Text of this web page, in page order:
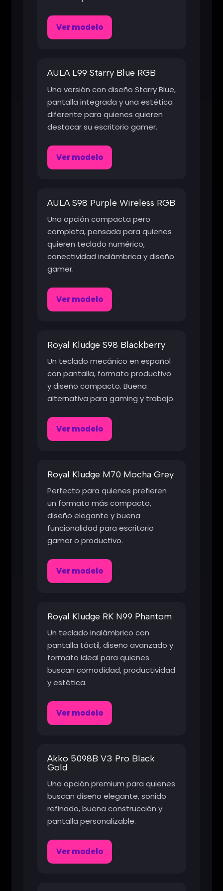
Ver modelo
AULA L99 Starry Blue RGB
Una versión con diseño Starry Blue,
pantalla integrada y una estética
diferente para quienes quieren
destacar su escritorio gamer.
Ver modelo
AULA S98 Purple Wireless RGB
Una opción compacta pero
completa, pensada para quienes
quieren teclado numérico,
conectividad inalámbrica y diseño
gamer.
Ver modelo
Royal Kludge S98 Blackberry
Un teclado mecánico en español
con pantalla, formato productivo
y diseño compacto. Buena
alternativa para gaming y trabajo.
Ver modelo
Royal Kludge M70 Mocha Grey
Perfecto para quienes prefieren
un formato más compacto,
diseño elegante y buena
funcionalidad para escritorio
gamer o productivo.
Ver modelo
Royal Kludge RK N99 Phantom
Un teclado inalámbrico con
pantalla táctil, diseño avanzado y
formato ideal para quienes
buscan comodidad, productividad
y estética.
Ver modelo
Akko 5098B V3 Pro Black
Gold
Una opción premium para quienes
buscan diseño elegante, sonido
refinado, buena construcción y
pantalla personalizable.
Ver modelo